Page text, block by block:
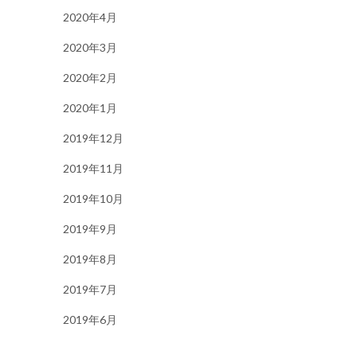
2020年4月
2020年3月
2020年2月
2020年1月
2019年12月
2019年11月
2019年10月
2019年9月
2019年8月
2019年7月
2019年6月